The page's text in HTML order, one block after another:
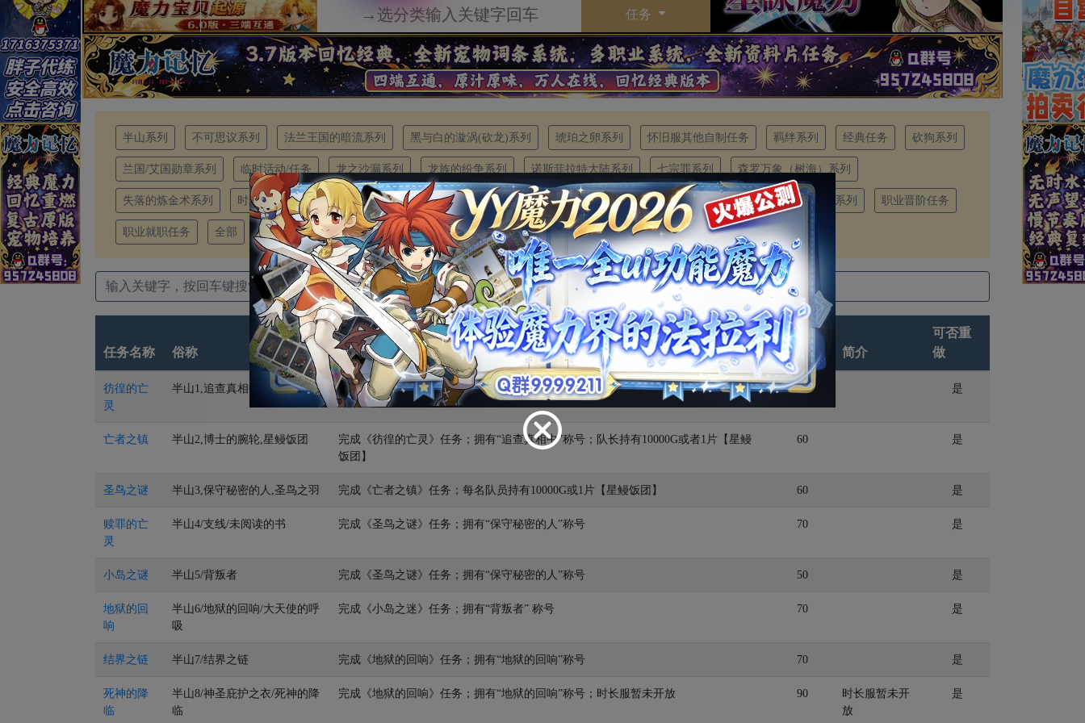
任务
半山系列 不可思议系列 法兰王国的暗流系列 黑与白的漩涡(砍龙)系列 琥珀之卵系列 怀旧服其他自制任务 羁绊系列 经典任务 砍狗系列
兰国/艾国勋章系列 临时活动/任务 龙之沙漏系列 龙族的纷争系列 诺斯菲拉特大陆系列 七宗罪系列 森罗万象（树海）系列
失落的炼金术系列 时长/道具服任务 时空之门系列 天界骑士与星咏歌姬系列 新大陆（新村新城）系列 勇者的传承（洗礼）系列 职业晋阶任务
职业就职任务 全部
任务名称 俗称 必要条件
建议等
级
简介
可否重
做
彷徨的亡
灵
半山1,追查真相中 等级不低于Lv.50 60 是
亡者之镇 半山2,博士的腕轮,星鳗饭团
完成《彷徨的亡灵》任务；拥有“追查真相中”称号；队长持有10000G或者1片【星鳗
饭团】
60 是
圣鸟之谜 半山3,保守秘密的人,圣鸟之羽 完成《亡者之镇》任务；每名队员持有10000G或1片【星鳗饭团】 60 是
赎罪的亡
灵
半山4/支线/未阅读的书 完成《圣鸟之谜》任务；拥有“保守秘密的人”称号 70 是
小岛之谜 半山5/背叛者 完成《圣鸟之谜》任务；拥有“保守秘密的人”称号 50 是
地狱的回
响
半山6/地狱的回响/大天使的呼
吸
完成《小岛之迷》任务；拥有“背叛者” 称号 70 是
结界之链 半山7/结界之链 完成《地狱的回响》任务；拥有“地狱的回响”称号 70 是
死神的降
临
半山8/神圣庇护之衣/死神的降
临
完成《地狱的回响》任务；拥有“地狱的回响”称号；时长服暂未开放 90
时长服暂未开
放
是